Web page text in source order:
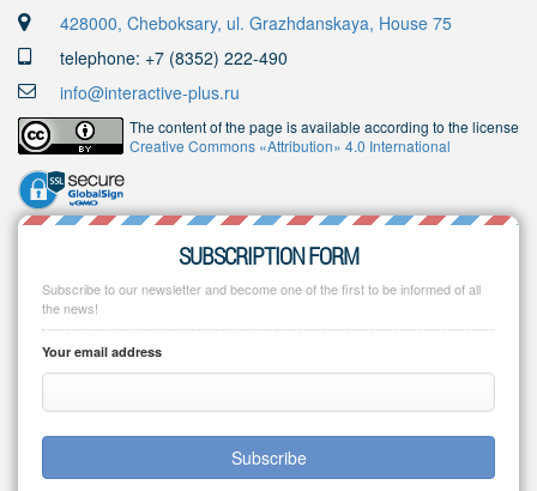
428000, Cheboksary, ul. Grazhdanskaya, House 75
telephone: +7 (8352) 222-490
info@interactive-plus.ru
The content of the page is available according to the license
Creative Commons «Attribution» 4.0 International
SUBSCRIPTION FORM
Subscribe to our newsletter and become one of the first to be informed of all
the news!
Your email address
Subscribe